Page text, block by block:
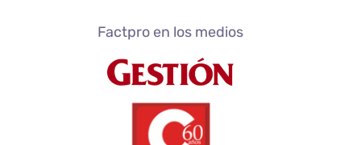
Factpro en los medios